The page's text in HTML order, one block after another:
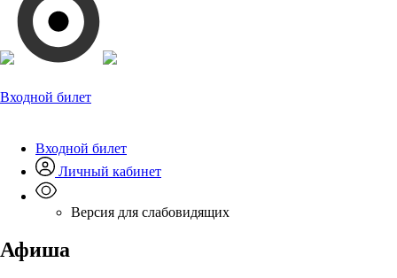
Входной билет
Входной билет
Личный кабинет
Версия для слабовидящих
Афиша